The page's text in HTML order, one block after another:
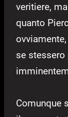
veritiere,
quanto
se stessero
Comunque